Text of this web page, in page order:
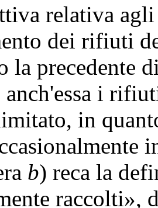
relativa
dei rifiuti
la precedente
i
in
b) reca la
raccolti»,